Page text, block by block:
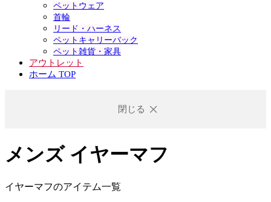
ペットウェア
首輪
リード・ハーネス
ペットキャリーバック
ペット雑貨・家具
アウトレット
ホーム TOP
閉じる
メンズ イヤーマフ
イヤーマフのアイテム一覧